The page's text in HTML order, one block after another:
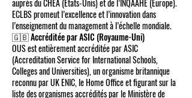
auprès du CHEA (États-Unis) et de l’INQAAHE (Europe).
ECLBS promeut l’excellence et l’innovation dans
l’enseignement du management à l’échelle mondiale.
🇬🇧 Accréditée par ASIC (Royaume-Uni)
OUS est entièrement accréditée par ASIC
(Accreditation Service for International Schools,
Colleges and Universities), un organisme britannique
reconnu par UK ENIC, le Home Office et figurant sur la
liste des organismes accrédités par le Ministère de